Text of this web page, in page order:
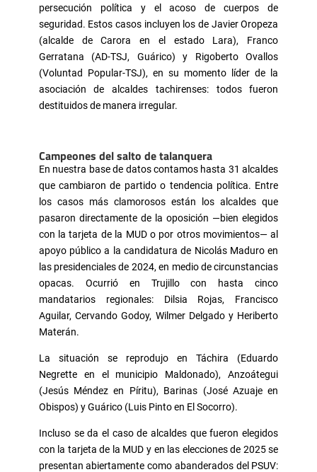
persecución política y el acoso de cuerpos de
seguridad. Estos casos incluyen los de Javier Oropeza
(alcalde de Carora en el estado Lara), Franco
Gerratana (AD-TSJ, Guárico) y Rigoberto Ovallos
(Voluntad Popular-TSJ), en su momento líder de la
asociación de alcaldes tachirenses: todos fueron
destituidos de manera irregular.
Campeones del salto de talanquera
En nuestra base de datos contamos hasta 31 alcaldes
que cambiaron de partido o tendencia política. Entre
los casos más clamorosos están los alcaldes que
pasaron directamente de la oposición —bien elegidos
con la tarjeta de la MUD o por otros movimientos— al
apoyo público a la candidatura de Nicolás Maduro en
las presidenciales de 2024, en medio de circunstancias
opacas. Ocurrió en Trujillo con hasta cinco
mandatarios regionales: Dilsia Rojas, Francisco
Aguilar, Cervando Godoy, Wilmer Delgado y Heriberto
Materán.
La situación se reprodujo en Táchira (Eduardo
Negrette en el municipio Maldonado), Anzoátegui
(Jesús Méndez en Píritu), Barinas (José Azuaje en
Obispos) y Guárico (Luis Pinto en El Socorro).
Incluso se da el caso de alcaldes que fueron elegidos
con la tarjeta de la MUD y en las elecciones de 2025 se
presentan abiertamente como abanderados del PSUV: